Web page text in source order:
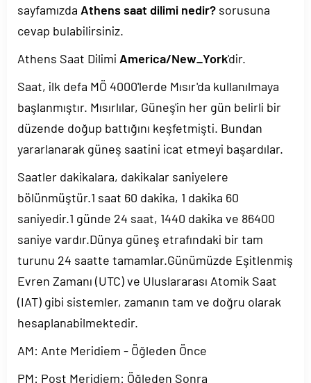
sayfamızda Athens saat dilimi nedir? sorusuna
cevap bulabilirsiniz.
Athens Saat Dilimi America/New_York'dir.
Saat, ilk defa MÖ 4000'lerde Mısır'da kullanılmaya
başlanmıştır. Mısırlılar, Güneş'in her gün belirli bir
düzende doğup battığını keşfetmişti. Bundan
yararlanarak güneş saatini icat etmeyi başardılar.
Saatler dakikalara, dakikalar saniyelere
bölünmüştür.1 saat 60 dakika, 1 dakika 60
saniyedir.1 günde 24 saat, 1440 dakika ve 86400
saniye vardır.Dünya güneş etrafındaki bir tam
turunu 24 saatte tamamlar.Günümüzde Eşitlenmiş
Evren Zamanı (UTC) ve Uluslararası Atomik Saat
(IAT) gibi sistemler, zamanın tam ve doğru olarak
hesaplanabilmektedir.
AM: Ante Meridiem - Öğleden Önce
PM: Post Meridiem: Öğleden Sonra